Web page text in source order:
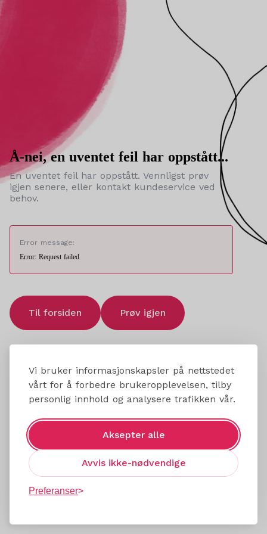
Vi bruker informasjonskapsler på nettstedet
vårt for å forbedre brukeropplevelsen, tilby
personlig innhold og analysere trafikken vår.
Aksepter alle
Avvis ikke-nødvendige
Preferanser
Å-nei, en uventet feil har oppstått...
En uventet feil har oppstått. Vennligst prøv
igjen senere, eller kontakt kundeservice ved
behov.
Error message:
Error: Request failed
Til forsiden Prøv igjen